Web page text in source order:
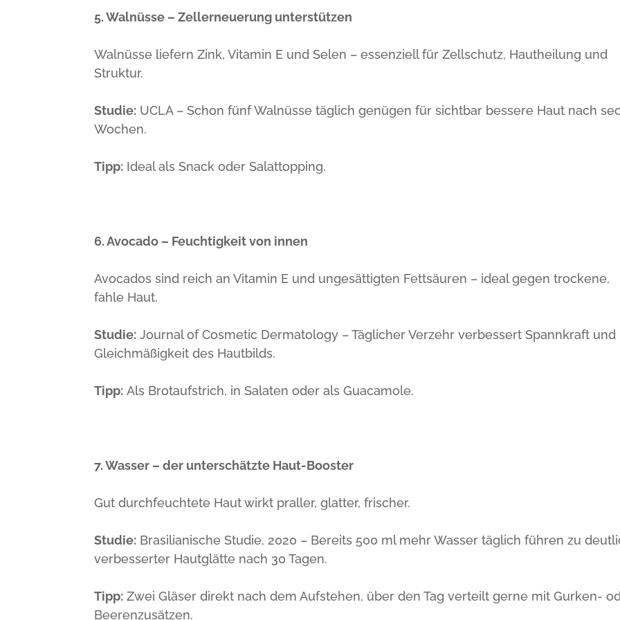
5. Walnüsse – Zellerneuerung unterstützen
Walnüsse liefern Zink, Vitamin E und Selen – essenziell für Zellschutz, Hautheilung und
Struktur.
Studie: UCLA – Schon fünf Walnüsse täglich genügen für sichtbar bessere Haut nach
Wochen.
Tipp: Ideal als Snack oder Salattopping.
6. Avocado – Feuchtigkeit von innen
Avocados sind reich an Vitamin E und ungesättigten Fettsäuren – ideal gegen trockene,
fahle Haut.
Studie: Journal of Cosmetic Dermatology – Täglicher Verzehr verbessert Spannkraft und
Gleichmäßigkeit des Hautbilds.
Tipp: Als Brotaufstrich, in Salaten oder als Guacamole.
7. Wasser – der unterschätzte Haut-Booster
Gut durchfeuchtete Haut wirkt praller, glatter, frischer.
Studie: Brasilianische Studie, 2020 – Bereits 500 ml mehr Wasser täglich führen zu
verbesserter Hautglätte nach 30 Tagen.
Tipp: Zwei Gläser direkt nach dem Aufstehen, über den Tag verteilt gerne mit Gurken-
Beerenzusätzen.